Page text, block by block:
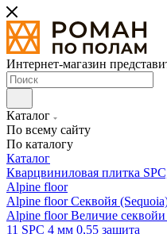
Интернет-магазин
Каталог
По всему сайту
По каталогу
Каталог
Кварцвиниловая плитка
Alpine floor
Alpine floor Секвойя
Alpine floor Величие
11 SPC 4 мм 0,55 защита